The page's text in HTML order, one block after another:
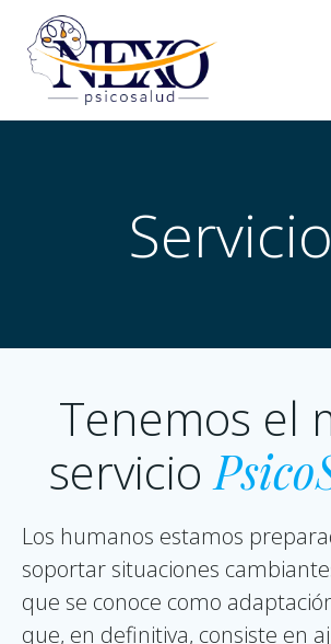
Tenemos el
servicio
Los humanos estamos
soportar situaciones
que se conoce como
que, en definitiva, consiste en